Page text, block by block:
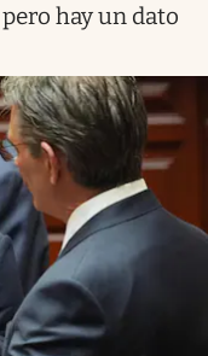
hay un dato